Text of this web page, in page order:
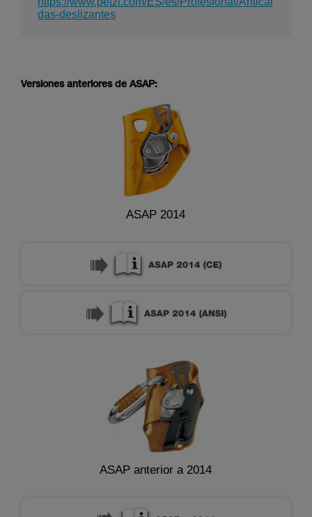
das-deslizantes
Versiones anteriores de ASAP:
ASAP 2014
ASAP anterior a 2014